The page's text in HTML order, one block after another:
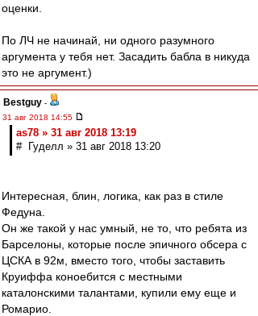
оценки.
По ЛЧ не начинай, ни одного разумного
аргумента у тебя нет. Засадить бабла в никуда
это не аргумент.)
Bestguy -
31 авг 2018 14:55
as78 » 31 авг 2018 13:19
# Гуделл » 31 авг 2018 13:20
Интересная, блин, логика, как раз в стиле
Федуна.
Он же такой у нас умный, не то, что ребята из
Барселоны, которые после эпичного обсера с
ЦСКА в 92м, вместо того, чтобы заставить
Круиффа коноебится с местными
каталонскими талантами, купили ему еще и
Ромарио.